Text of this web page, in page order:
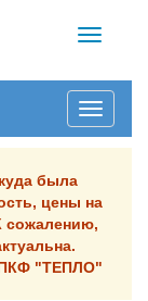
Toggle
была
цены на
сожалению,
ПКФ "ТЕПЛО"